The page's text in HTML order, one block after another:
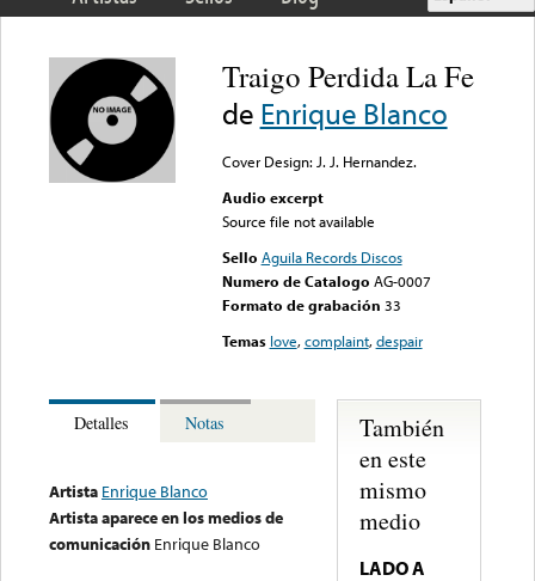
Traigo Perdida La Fe
de Enrique Blanco
Cover Design: J. J. Hernandez.
Audio excerpt
Source file not available
Sello Aguila Records Discos
Numero de Catalogo AG-0007
Formato de grabación 33
Temas love,complaint,despair
Detalles Notas
Artista Enrique Blanco
Artista aparece en los medios de
comunicación Enrique Blanco
También
en este
mismo
medio
LADO A